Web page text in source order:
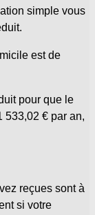
simple vous
est de
pour que le
533,02 € par an,
reçues sont à
si votre